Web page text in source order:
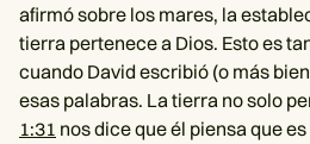
afirmó sobre los mares, la
tierra pertenece a Dios. Esto es
cuando David escribió (o más
esas palabras. La tierra no solo
1:31 nos dice que él piensa que